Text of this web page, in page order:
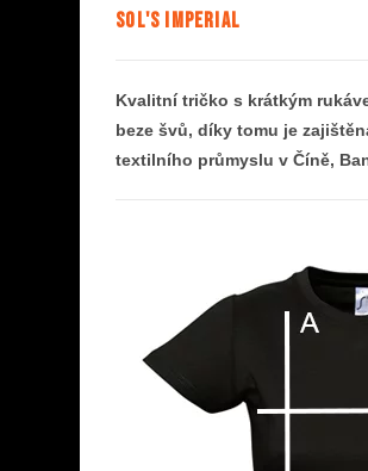
SOL'S IMPERIAL
Kvalitní tričko s krátkým
beze švů, díky tomu je
textilního průmyslu v Číně,